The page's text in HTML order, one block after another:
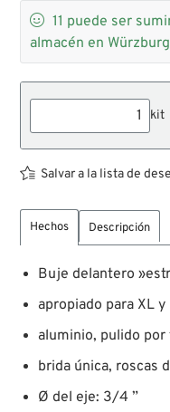
 11 puede ser
almacén en
kit
Salvar a la lista de
Hechos Descripción
Buje delantero
apropiado para XL y
aluminio, pulido
brida única, roscas
Ø del eje: 3/4 ”